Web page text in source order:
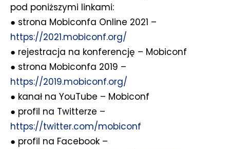
pod poniższymi linkami:
● strona Mobiconfa Online 2021 –
https://2021.mobiconf.org/
● rejestracja na konferencję – Mobiconf
● strona Mobiconfa 2019 –
https://2019.mobiconf.org/
● kanał na YouTube – Mobiconf
● profil na Twitterze –
https://twitter.com/mobiconf
● profil na Facebook –